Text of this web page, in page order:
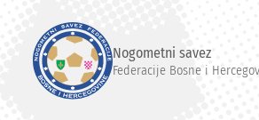
Nogometni savez
Federacije Bosne i